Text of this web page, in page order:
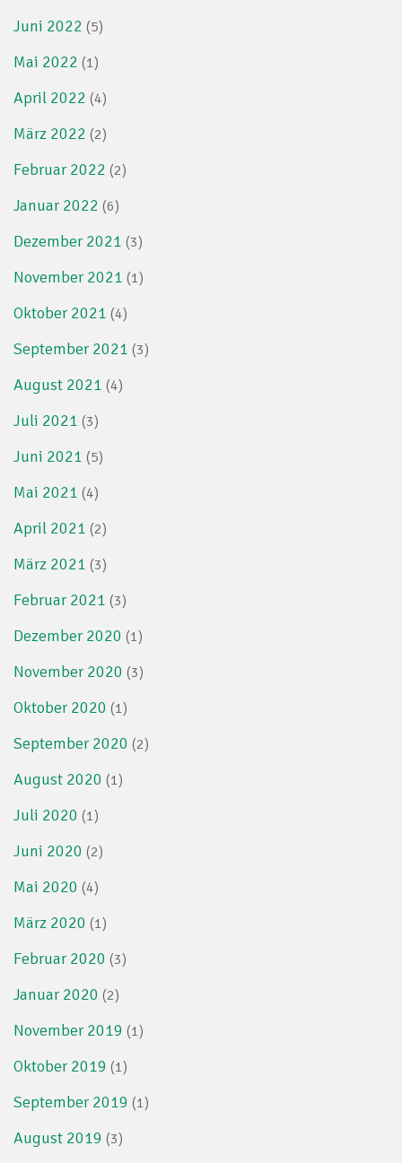
Juni 2022 (5)
Mai 2022 (1)
April 2022 (4)
März 2022 (2)
Februar 2022 (2)
Januar 2022 (6)
Dezember 2021 (3)
November 2021 (1)
Oktober 2021 (4)
September 2021 (3)
August 2021 (4)
Juli 2021 (3)
Juni 2021 (5)
Mai 2021 (4)
April 2021 (2)
März 2021 (3)
Februar 2021 (3)
Dezember 2020 (1)
November 2020 (3)
Oktober 2020 (1)
September 2020 (2)
August 2020 (1)
Juli 2020 (1)
Juni 2020 (2)
Mai 2020 (4)
März 2020 (1)
Februar 2020 (3)
Januar 2020 (2)
November 2019 (1)
Oktober 2019 (1)
September 2019 (1)
August 2019 (3)